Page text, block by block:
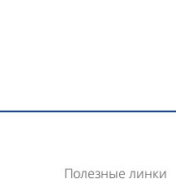
Полезные линки